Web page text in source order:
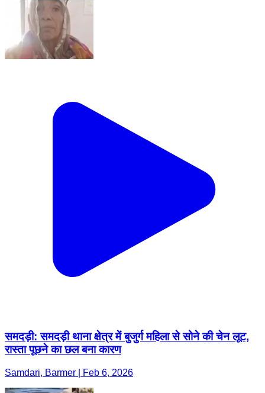
समदड़ी: समदड़ी थाना क्षेत्र में बुजुर्ग महिला से सोने की चेन लूट,
रास्ता पूछने का छल बना कारण
Samdari, Barmer | Feb 6, 2026